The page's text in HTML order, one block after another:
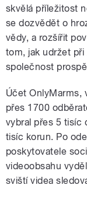
skvělá příležitost
se dozvědět o
vědy, a rozšířit
tom, jak udržet
společnost
Účet OnlyMarms,
přes 1700
vybral přes 5 tisíc
tisíc korun. Po
poskytovatele
videoobsahu
sviští videa